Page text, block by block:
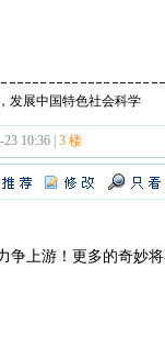
发展中国特色社会科学
23 10:36 | 3 楼
争上游！更多的奇妙